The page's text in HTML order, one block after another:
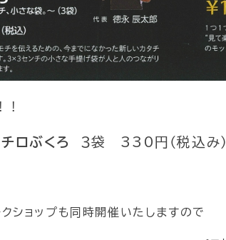
！
チロぶくろ ３袋 330円（税込み）
クショップも同時開催いたしますので